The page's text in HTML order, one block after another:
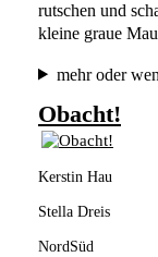
rutschen und
kleine graue
mehr oder
Obacht!
Kerstin Hau
Stella Dreis
NordSüd